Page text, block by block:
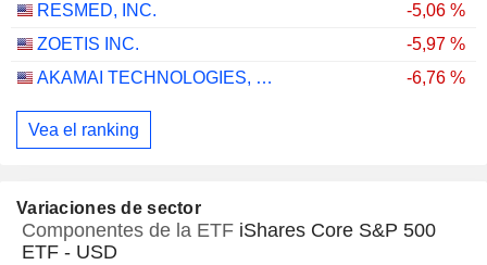
RESMED, INC.
-5,06 %
ZOETIS INC.
-5,97 %
AKAMAI TECHNOLOGIES, INC.
-6,76 %
Vea el ranking
Variaciones de sector
Componentes de la ETF iShares Core S&P 500
ETF - USD